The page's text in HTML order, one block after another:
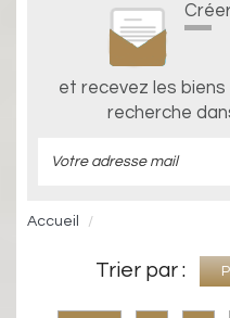
et recevez les
recherche
Accueil
Trier par :